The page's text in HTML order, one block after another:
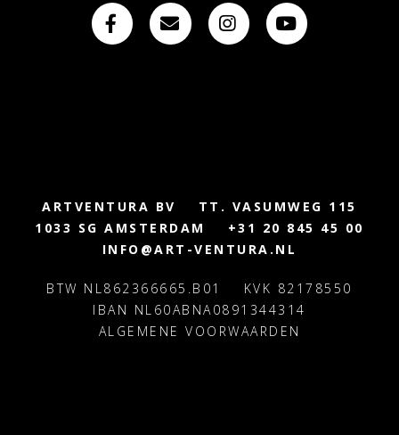
ARTVENTURA BV
TT. VASUMWEG 115
1033 SG AMSTERDAM
+31 20 845 45 00
INFO@ART-VENTURA.NL
BTW NL862366665.B01
KVK 82178550
IBAN NL60ABNA0891344314
ALGEMENE VOORWAARDEN